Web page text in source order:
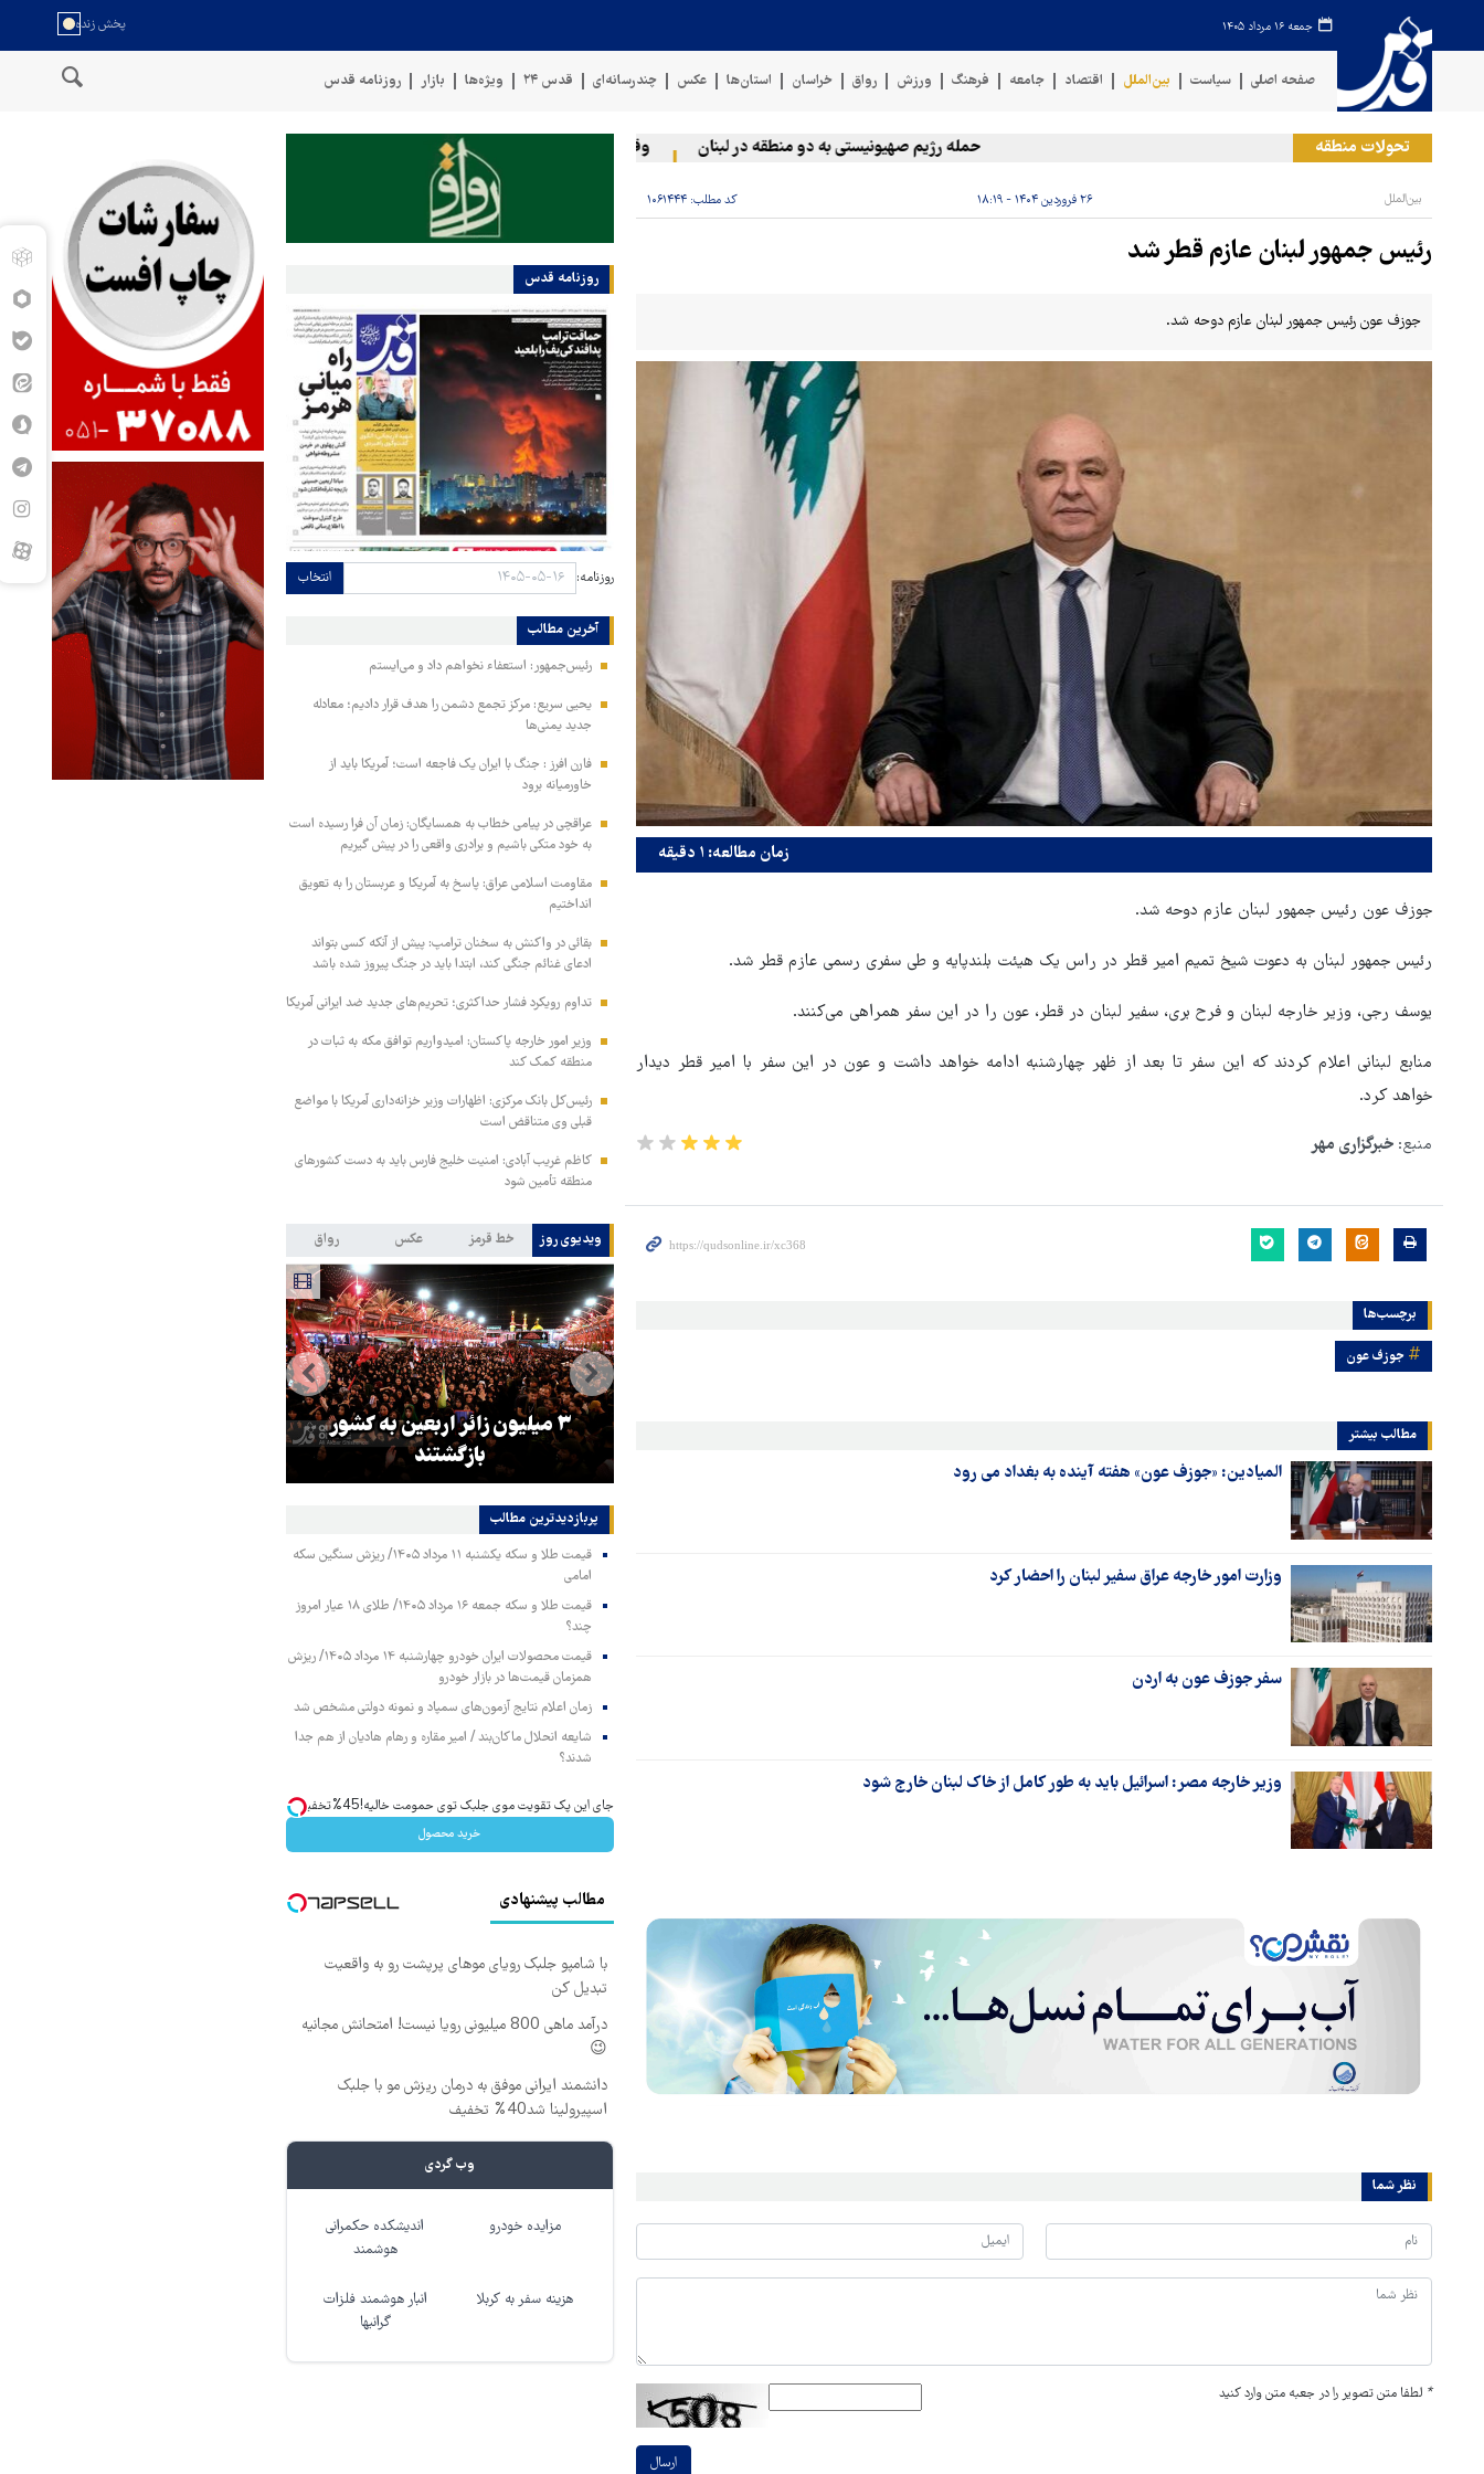
جمعه ۱۶ مرداد ۱۴۰۵
صفحه اصلی سیاست بین‌الملل اقتصاد جامعه فرهنگ ورزش رواق خراسان استان‌ها عکس چندرسانه‌ای قدس ۲۴ ویژه‌ها بازار روزنامه قدس
تحولات منطقه حمله رژیم صهیونیستی به دو منطقه در لبنان وقوع حادثه دریایی در سواحل عمان
بین‌الملل ۲۶ فروردین ۱۴۰۴ - ۱۸:۱۹ کد مطلب: ۱۰۶۱۴۴۴
رئیس جمهور لبنان عازم قطر شد
جوزف عون رئیس جمهور لبنان عازم دوحه شد.
زمان مطالعه: ۱ دقیقه
جوزف عون رئیس جمهور لبنان عازم دوحه شد.
رئیس جمهور لبنان به دعوت شیخ تمیم امیر قطر در راس یک هیئت بلندپایه و طی سفری رسمی عازم قطر شد.
یوسف رجی، وزیر خارجه لبنان و فرح بری، سفیر لبنان در قطر، عون را در این سفر همراهی می‌کنند.
منابع لبنانی اعلام کردند که این سفر تا بعد از ظهر چهارشنبه ادامه خواهد داشت و عون در این سفر با امیر قطر دیدار
خواهد کرد.
منبع: خبرگزاری مهر
برچسب‌ها
جوزف عون
مطالب بیشتر
المیادین: «جوزف عون» هفته آینده به بغداد می رود
وزارت امور خارجه عراق سفیر لبنان را احضار کرد
سفر جوزف عون به اردن
وزیر خارجه مصر: اسرائیل باید به طور کامل از خاک لبنان خارج شود
نظر شما
* لطفا متن تصویر را در جعبه متن وارد کنید
ارسال
روزنامه قدس
روزنامه: انتخاب
آخرین مطالب
رئیس‌جمهور: استعفاء نخواهم داد و می‌ایستم
یحیی سریع: مرکز تجمع دشمن را هدف قرار دادیم؛ معادله
جدید یمنی‌ها
فارن افرز : جنگ با ایران یک فاجعه است؛ آمریکا باید از
خاورمیانه برود
عراقچی در پیامی خطاب به همسایگان: زمان آن فرا رسیده است
به خود متکی باشیم و برادری واقعی را در پیش گیریم
مقاومت اسلامی عراق: پاسخ به آمریکا و عربستان را به تعویق
انداختیم
بقائی در واکنش به سخنان ترامپ: پیش از آنکه کسی بتواند
ادعای غنائم جنگی کند، ابتدا باید در جنگ پیروز شده باشد
تداوم رویکرد فشار حداکثری؛ تحریم‌های جدید ضد ایرانی آمریکا
وزیر امور خارجه پاکستان: امیدواریم توافق مکه به ثبات در
منطقه کمک کند
رئیس‌کل بانک مرکزی: اظهارات وزیر خزانه‌داری آمریکا با مواضع
قبلی وی متناقض است
کاظم غریب آبادی: امنیت خلیج فارس باید به دست کشورهای
منطقه تأمین شود
ویدیوی روز خط قرمز عکس رواق
در منطقه درمانده کرد
۳ میلیون زائر اربعین به کشور
بازگشتند
پربازدیدترین‌ مطالب
قیمت طلا و سکه یکشنبه ۱۱ مرداد ۱۴۰۵/ ریزش سنگین سکه
امامی
قیمت طلا و سکه جمعه ۱۶ مرداد ۱۴۰۵/ طلای ۱۸ عیار امروز
چند؟
قیمت محصولات ایران خودرو چهارشنبه ۱۴ مرداد ۱۴۰۵/ ریزش
همزمان قیمت‌ها در بازار خودرو
زمان اعلام نتایج آزمون‌های سمپاد و نمونه دولتی مشخص شد
شایعه انحلال ماکان‌بند / امیر مقاره و رهام هادیان از هم جدا
شدند؟
جای این پک تقویت موی جلبک توی حمومت خالیه!45%تخفیف
خرید محصول
مطالب پیشنهادی
با شامپو جلبک رویای موهای پرپشت رو به واقعیت
تبدیل کن
درآمد ماهی 800 میلیونی رویا نیست! امتحانش مجانیه
😉
دانشمند ایرانی موفق به درمان ریزش مو با جلبک
اسپیرولینا شد40% تخفیف
وب گردی
مزایده خودرو
اندیشکده حکمرانی
هوشمند
هزینه سفر به کربلا
انبار هوشمند فلزات
گرانبها